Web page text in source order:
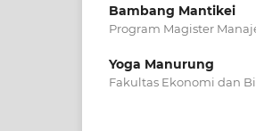
Bambang Mantikei
Program Magister
Yoga Manurung
Fakultas Ekonomi dan